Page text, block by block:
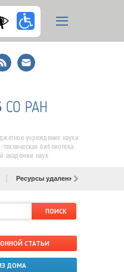
E-
mail
подписка
учреждение науки
техническая библиотека
академии наук
Ресурсы удаленного доступа
СТАТЬИ
ДОМА